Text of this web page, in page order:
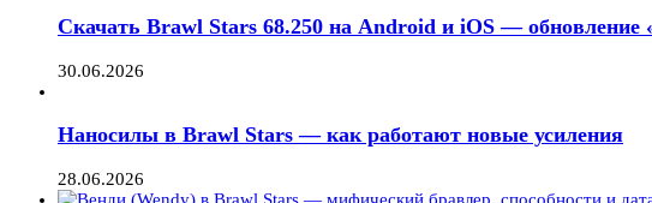
Скачать Brawl Stars 68.250 на Android и iOS — обновление
30.06.2026
Наносилы в Brawl Stars — как работают новые усиления
28.06.2026